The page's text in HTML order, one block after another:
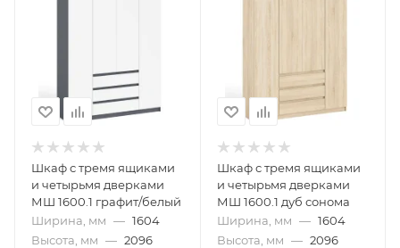
Шкаф с тремя ящиками
и четырьмя дверками
МШ 1600.1 графит/белый
Ширина, мм — 1604
Высота, мм — 2096
Шкаф с тремя ящиками
и четырьмя дверками
МШ 1600.1 дуб сонома
Ширина, мм — 1604
Высота, мм — 2096